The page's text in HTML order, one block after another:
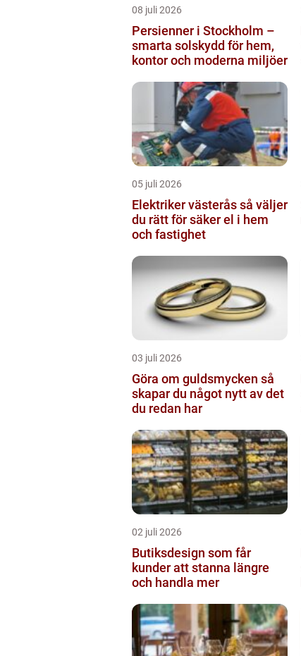
08 juli 2026
Persienner i Stockholm –
smarta solskydd för hem,
kontor och moderna miljöer
05 juli 2026
Elektriker västerås så väljer
du rätt för säker el i hem
och fastighet
03 juli 2026
Göra om guldsmycken så
skapar du något nytt av det
du redan har
02 juli 2026
Butiksdesign som får
kunder att stanna längre
och handla mer